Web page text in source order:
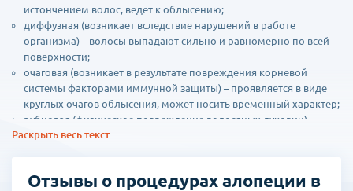
истончением волос, ведет к облысению;
диффузная (возникает вследствие нарушений в работе
организма) – волосы выпадают сильно и равномерно по всей
поверхности;
очаговая (возникает в результате повреждения корневой
системы факторами иммунной защиты) – проявляется в виде
круглых очагов облысения, может носить временный характер;
рубцовая (физическое повреждение волосяных луковиц) –
образуется на месте травм.
чего составляется план лечения с применением новейших
Раскрыть весь текст
Отзывы о процедурах алопеции в